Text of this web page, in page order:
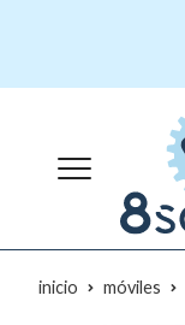
inicio móviles